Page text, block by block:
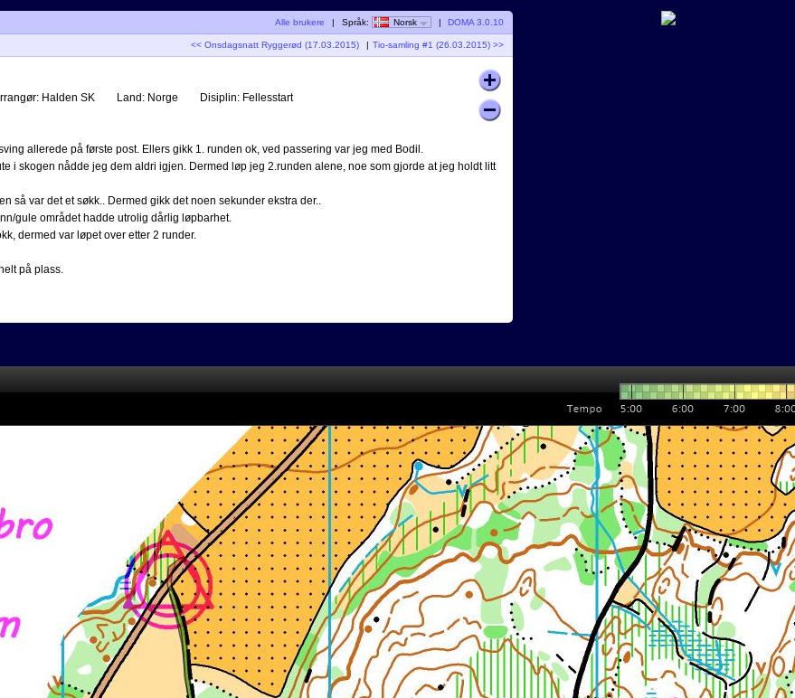
Alle brukere | Språk: Norsk | DOMA 3.0.10
<< Onsdagsnatt Ryggerød (17.03.2015) Tio-samling #1 (26.03.2015) >>
Halden SK Land: Norge Disiplin: Fellesstart
allerede på første post. Ellers gikk 1. runden ok, ved passering var jeg med Bodil.
i skogen nådde jeg dem aldri igjen. Dermed løp jeg 2.runden alene, noe som gjorde at jeg holdt litt
så var det et søkk.. Dermed gikk det noen sekunder ekstra der..
gule området hadde utrolig dårlig løpbarhet.
dermed var løpet over etter 2 runder.
på plass.